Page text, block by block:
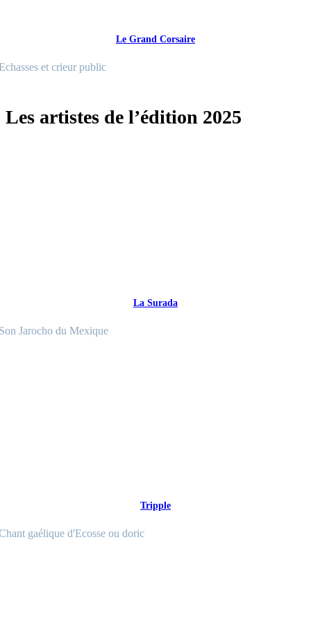
Le Grand Corsaire
et crieur public
Les artistes de l’édition 2025
La Surada
Jarocho du Mexique
Tripple
gaélique d'Ecosse ou doric